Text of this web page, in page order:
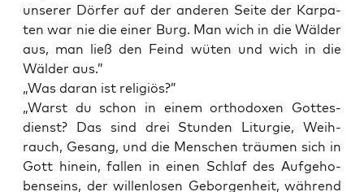
unse­rer Dör­fer auf der ande­ren Sei­te der Kar­pa­
ten war nie die einer Burg. Man wich in die Wäl­der
aus, man ließ den Feind wüten und wich in die
Wäl­der aus.”
„Was dar­an ist religiös?”
„Warst du schon in einem ortho­do­xen Got­tes­
dienst? Das sind drei Stun­den Lit­ur­gie, Weih­
rauch, Gesang, und die Men­schen träu­men sich in
Gott hin­ein, fal­len in einen Schlaf des Auf­ge­ho­
ben­seins, der wil­len­lo­sen Gebor­gen­heit, wäh­rend